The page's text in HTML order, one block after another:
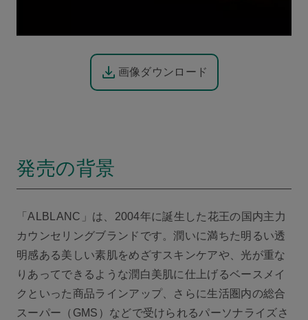
画像ダウンロード
発売の背景
「ALBLANC」は、2004年に誕生した花王の国内主力
カウンセリングブランドです。潤いに満ちた明るい透
明感ある美しい素肌をめざすスキンケアや、光が重な
りあってできるような潤白美肌に仕上げるベースメイ
クといった商品ラインアップ、さらに生活圏内の総合
スーパー（GMS）などで受けられるパーソナライズさ